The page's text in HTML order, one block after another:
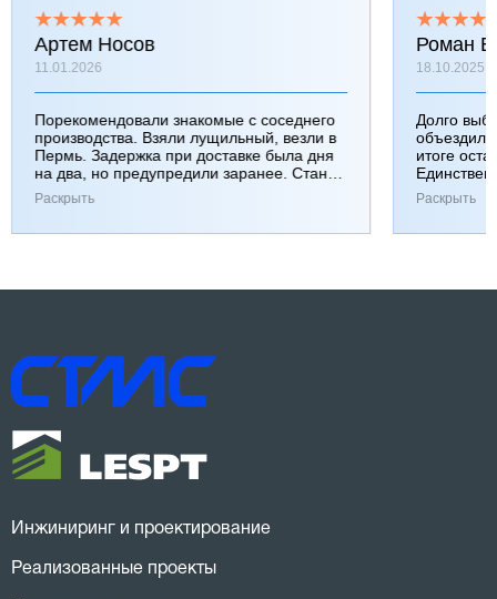
Артем Носов
11.01.2026
Порекомендовали знакомые с соседнего
производства. Взяли лущильный, везли в
Пермь. Задержка при доставке была дня
на два, но предупредили заранее. Станок
работает хорошо, к качеству вопросов нет.
Раскрыть
Роман
18.10.2025
Долго
итоге
Раскрыть
Инжиниринг и проектирование
Реализованные проекты